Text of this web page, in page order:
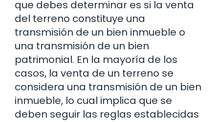
que debes determinar es si la venta
del terreno constituye una
transmisión de un bien inmueble o
una transmisión de un bien
patrimonial. En la mayoría de los
casos, la venta de un terreno se
considera una transmisión de un bien
inmueble, lo cual implica que se
deben seguir las reglas establecidas